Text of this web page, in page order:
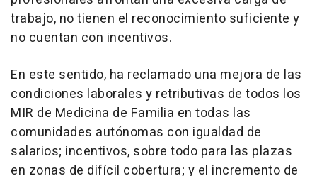
trabajo, no tienen el reconocimiento suficiente y
no cuentan con incentivos.
En este sentido, ha reclamado una mejora de las
condiciones laborales y retributivas de todos los
MIR de Medicina de Familia en todas las
comunidades autónomas con igualdad de
salarios; incentivos, sobre todo para las plazas
en zonas de difícil cobertura; y el incremento de